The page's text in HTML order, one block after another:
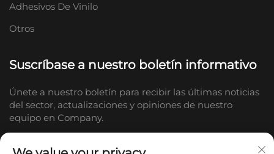
Adhesivos De Vinilo
Otros
Suscríbase a nuestro boletín informativo
Únete a nuestro boletín para recibir las últimas noticias
del sector, actualizaciones y opiniones de nuestro
equipo en Company.